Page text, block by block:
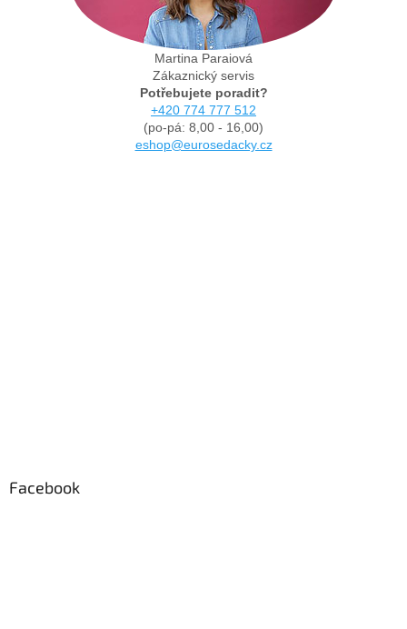
Martina Paraiová
Zákaznický servis
Potřebujete poradit?
+420 774 777 512
(po-pá: 8,00 - 16,00)
eshop@eurosedacky.cz
Facebook